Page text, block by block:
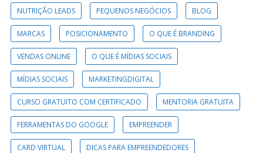
NUTRIÇÃO LEADS PEQUENOS NEGÓCIOS BLOG
MARCAS POSICIONAMENTO O QUE É BRANDING
VENDAS ONLINE O QUE É MÍDIAS SOCIAIS
MÍDIAS SOCIAIS MARKETINGDIGITAL
CURSO GRATUITO COM CERTIFICADO MENTORIA GRATUITA
FERRAMENTAS DO GOOGLE EMPREENDER
CARD VIRTUAL DICAS PARA EMPREENDEDORES